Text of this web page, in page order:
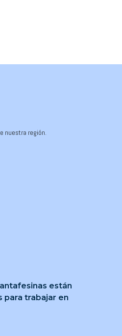
están
para trabajar en
nuestra región.